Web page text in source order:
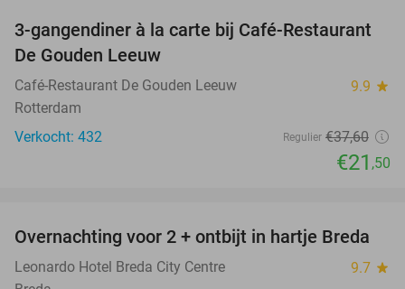
43%
3-gangendiner à la carte bij Café-Restaurant
De Gouden Leeuw
Café-Restaurant De Gouden Leeuw 9.9 star
Rotterdam
Verkocht: 432
Regulier €37,60
€21 ,50
5%
Overnachting voor 2 + ontbijt in hartje Breda
Leonardo Hotel Breda City Centre 9.7 star